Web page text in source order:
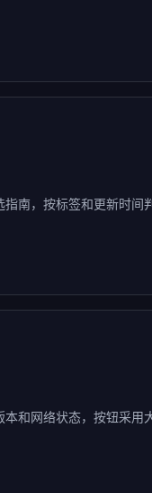
指南，按标签和更新时间
和网络状态，按钮采用